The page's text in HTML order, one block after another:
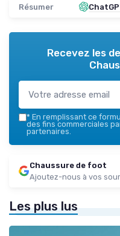
Résumer
Recevez les
* En remplissant ce
des fins commerciales
partenaires.
Chaussure de foot
Ajoutez-nous à vos
Les plus lus